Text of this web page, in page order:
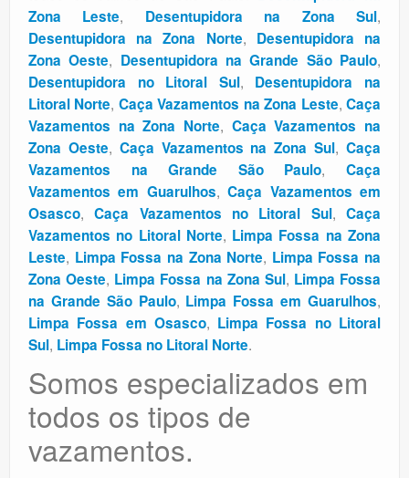
Zona Leste, Desentupidora na Zona Sul,
Desentupidora na Zona Norte, Desentupidora na
Zona Oeste, Desentupidora na Grande São Paulo,
Desentupidora no Litoral Sul, Desentupidora na
Litoral Norte, Caça Vazamentos na Zona Leste,Caça
Vazamentos na Zona Norte, Caça Vazamentos na
Zona Oeste, Caça Vazamentos na Zona Sul,Caça
Vazamentos na Grande São Paulo,Caça
Vazamentos em Guarulhos,Caça Vazamentos em
Osasco,Caça Vazamentos no Litoral Sul,Caça
Vazamentos no Litoral Norte, Limpa Fossa na Zona
Leste, Limpa Fossa na Zona Norte, Limpa Fossa na
Zona Oeste, Limpa Fossa na Zona Sul, Limpa Fossa
na Grande São Paulo, Limpa Fossa em Guarulhos,
Limpa Fossa em Osasco, Limpa Fossa no Litoral
Sul, Limpa Fossa no Litoral Norte.
Somos especializados em
todos os tipos de
vazamentos.